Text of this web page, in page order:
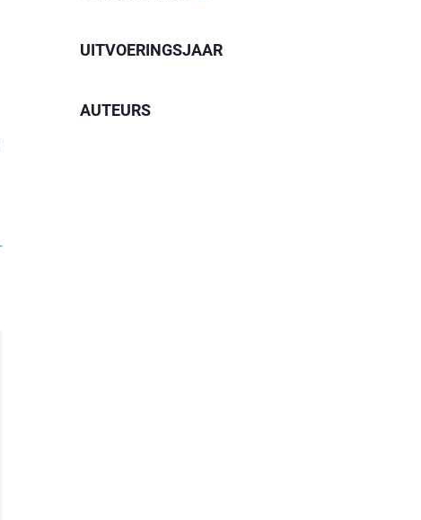
UITVOERINGSJAAR
AUTEURS